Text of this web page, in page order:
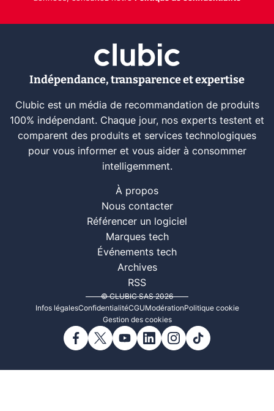
Indépendance, transparence et expertise
Clubic est un média de recommandation de produits
100% indépendant. Chaque jour, nos experts testent et
comparent des produits et services technologiques
pour vous informer et vous aider à consommer
intelligemment.
À propos
Nous contacter
Référencer un logiciel
Marques tech
Événements tech
Archives
RSS
© CLUBIC SAS 2026
Infos légalesConfidentialitéCGUModérationPolitique cookie
Gestion des cookies